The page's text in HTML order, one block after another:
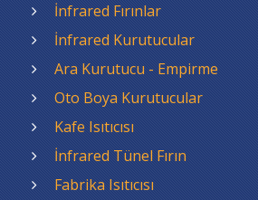
İnfrared Fırınlar
İnfrared Kurutucular
Ara Kurutucu - Empirme
Oto Boya Kurutucular
Kafe Isıtıcısı
İnfrared Tünel Fırın
Fabrika Isıtıcısı